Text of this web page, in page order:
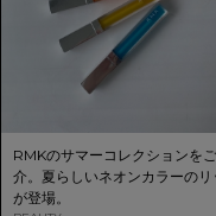
RMKのサマーコレクションを
介。夏らしいネオンカラーのリ
が登場。